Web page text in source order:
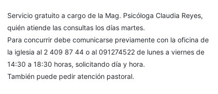
Servicio gratuito a cargo de la Mag. Psicóloga Claudia Reyes,
quién atiende las consultas los días martes.
Para concurrir debe comunicarse previamente con la oficina de
la iglesia al 2 409 87 44 o al 091274522 de lunes a viernes de
14:30 a 18:30 horas, solicitando día y hora.
También puede pedir atención pastoral.